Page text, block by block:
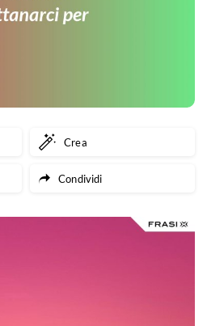
Crea
Condividi